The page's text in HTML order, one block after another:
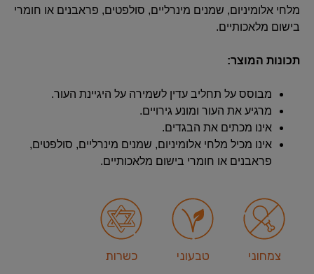
מלחי אלומיניום, שמנים מינרליים, סולפטים, פראבנים או חומרי
בישום מלאכותיים.
תכונות המוצר:
מבוסס על תחליב עדין לשמירה על היגיינת העור.
מרגיע את העור ומונע גירויים.
אינו מכתים את הבגדים.
אינו מכיל מלחי אלומיניום, שמנים מינרליים, סולפטים,
פראבנים או חומרי בישום מלאכותיים.
צמחוני טבעוני כשרות